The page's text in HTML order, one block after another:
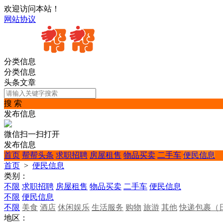
欢迎访问本站！
网站协议
分类信息
分类信息
头条文章
搜 索
发布信息
微信扫一扫打开
发布信息
首页 帮帮头条 求职招聘 房屋租售 物品买卖 二手车 便民信息
首页 > 便民信息
类别：
不限 求职招聘 房屋租售 物品买卖 二手车 便民信息
不限 便民信息
不限 美食 酒店 休闲娱乐 生活服务 购物 旅游 其他 快递包裹（
地区：